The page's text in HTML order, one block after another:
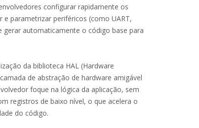
configurar rapidamente os
parametrizar periféricos (como UART,
gerar automaticamente o código base para
da biblioteca HAL (Hardware
de abstração de hardware amigável
foque na lógica da aplicação, sem
registros de baixo nível, o que acelera o
do código.